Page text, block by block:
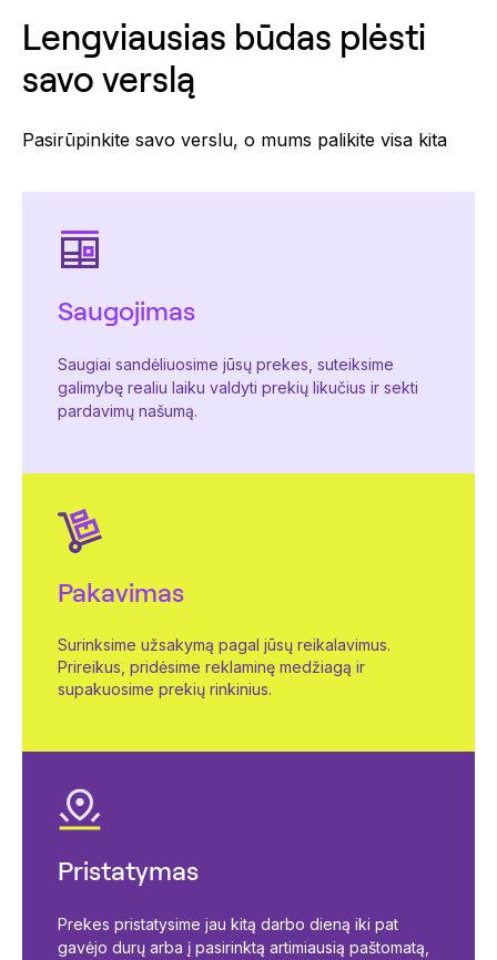
Lengviausias būdas plėsti
savo verslą
Pasirūpinkite savo verslu, o mums palikite visa kita
Saugojimas
Saugiai sandėliuosime jūsų prekes, suteiksime
galimybę realiu laiku valdyti prekių likučius ir sekti
pardavimų našumą.
Pakavimas
Surinksime užsakymą pagal jūsų reikalavimus.
Prireikus, pridėsime reklaminę medžiagą ir
supakuosime prekių rinkinius.
Pristatymas
Prekes pristatysime jau kitą darbo dieną iki pat
gavėjo durų arba į pasirinktą artimiausią paštomatą,